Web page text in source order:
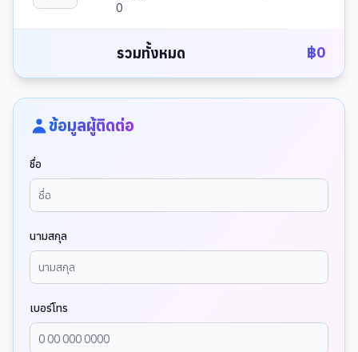
0
รวมทั้งหมด ฿0
ข้อมูลผู้ติดต่อ
ชื่อ
นามสกุล
เบอร์โทร